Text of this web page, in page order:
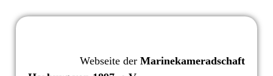
Webseite der Marinekameradschaft